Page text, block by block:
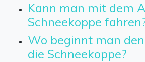
Kann man mit dem
Schneekoppe
Wo beginnt man
die Schneekoppe?